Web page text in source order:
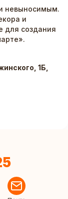
невыносимым.
и
для создания
1Б,